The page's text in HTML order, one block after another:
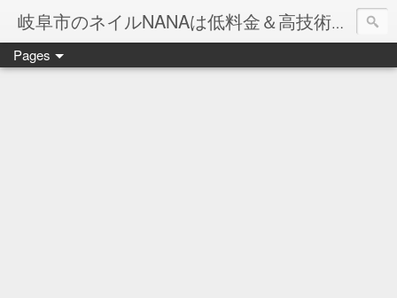
岐阜市のネイルNANAは低料金＆高技術のお店
ネイル岐阜市NANAです♪♪
Pages